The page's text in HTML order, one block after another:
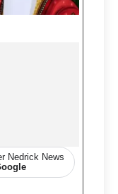
Nedrick News